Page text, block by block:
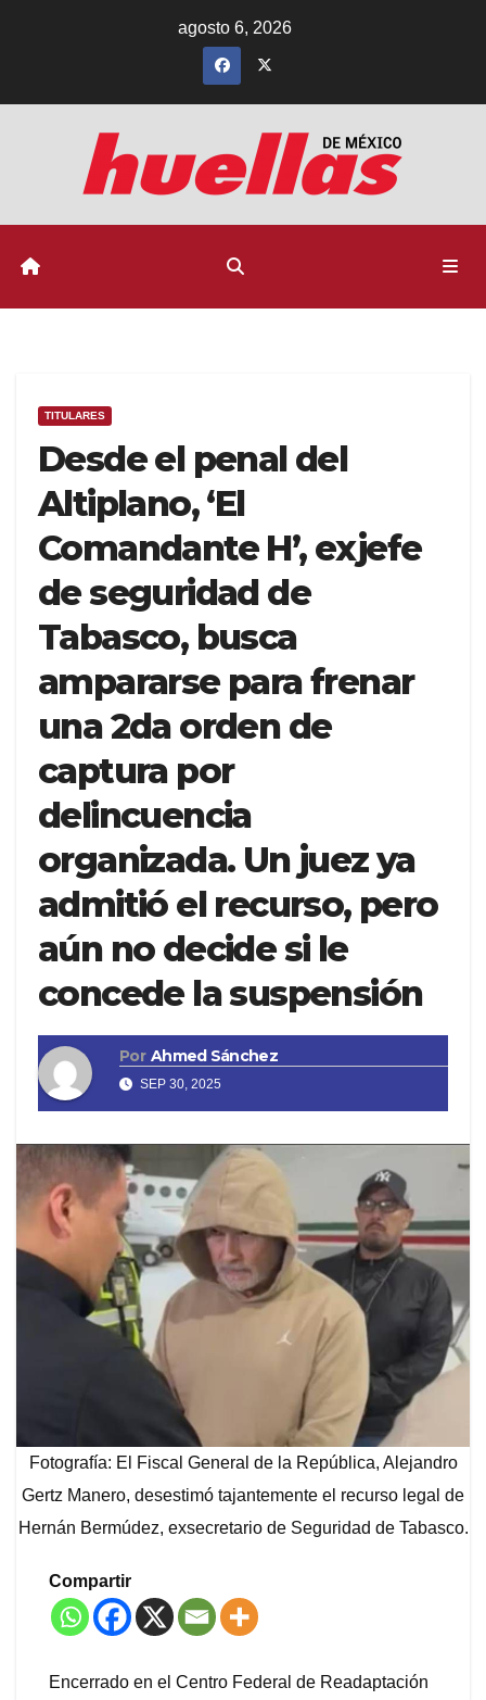
agosto 6, 2026
TITULARES
Desde el penal del
Altiplano, ‘El
Comandante H’, exjefe
de seguridad de
Tabasco, busca
ampararse para frenar
una 2da orden de
captura por
delincuencia
organizada. Un juez ya
admitió el recurso, pero
aún no decide si le
concede la suspensión
Por Ahmed Sánchez
SEP 30, 2025
Fotografía: El Fiscal General de la República, Alejandro
Gertz Manero, desestimó tajantemente el recurso legal de
Hernán Bermúdez, exsecretario de Seguridad de Tabasco.
Compartir
Encerrado en el Centro Federal de Readaptación